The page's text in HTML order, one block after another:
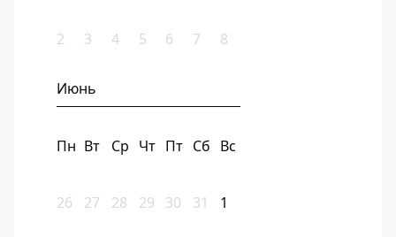
2 3 4 5 6 7 8
Июнь
Пн Вт Ср Чт Пт Сб Вс
26 27 28 29 30 31 1